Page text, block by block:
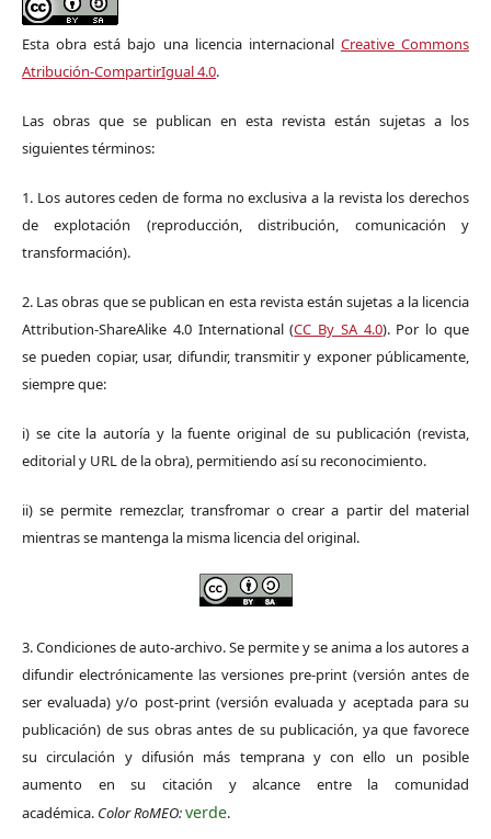
Esta obra está bajo una licencia internacional Creative Commons
Atribución-CompartirIgual 4.0.
Las obras que se publican en esta revista están sujetas a los
siguientes términos:
1. Los autores ceden de forma no exclusiva a la revista los derechos
de explotación (reproducción, distribución, comunicación y
transformación).
2. Las obras que se publican en esta revista están sujetas a la licencia
Attribution-ShareAlike 4.0 International (CC By SA 4.0). Por lo que
se pueden copiar, usar, difundir, transmitir y exponer públicamente,
siempre que:
i) se cite la autoría y la fuente original de su publicación (revista,
editorial y URL de la obra), permitiendo así su reconocimiento.
ii) se permite remezclar, transfromar o crear a partir del material
mientras se mantenga la misma licencia del original.
3. Condiciones de auto-archivo. Se permite y se anima a los autores a
difundir electrónicamente las versiones pre-print (versión antes de
ser evaluada) y/o post-print (versión evaluada y aceptada para su
publicación) de sus obras antes de su publicación, ya que favorece
su circulación y difusión más temprana y con ello un posible
aumento en su citación y alcance entre la comunidad
académica. Color RoMEO:verde.